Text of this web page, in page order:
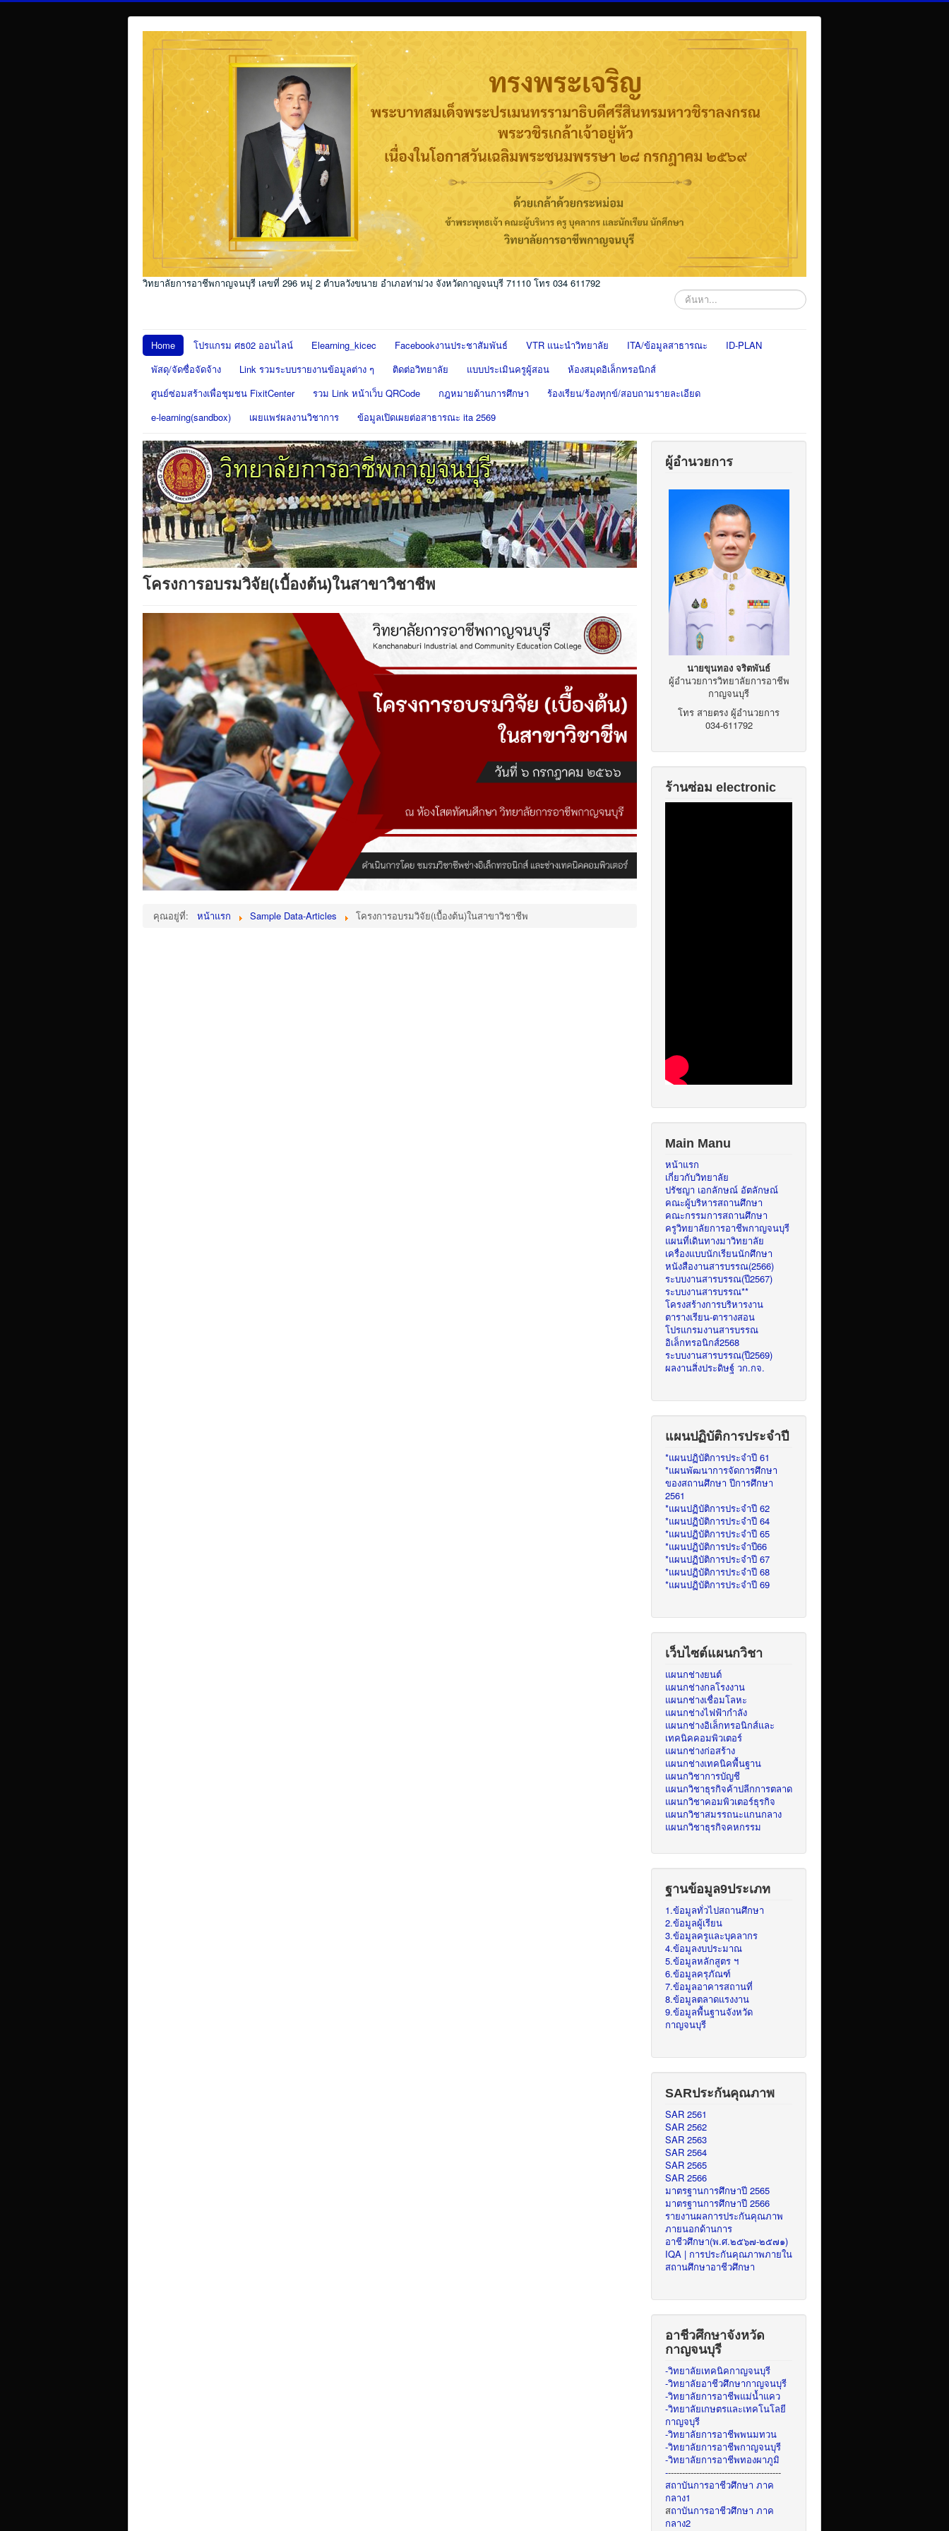
วิทยาลัยการอาชีพกาญจนบุรี เลขที่ 296 หมู่ 2 ตำบลวังขนาย อำเภอท่าม่วง จังหวัดกาญจนบุรี 71110 โทร 034 611792
ค้นหา...
Home โปรแกรม ศธ02 ออนไลน์ Elearning_kicec Facebookงานประชาสัมพันธ์ VTR แนะนำวิทยาลัย ITA/ข้อมูลสาธารณะ
ID-PLAN
พัสดุ/จัดซื่อจัดจ้าง
Link รวมระบบรายงานข้อมูลต่าง ๆ ติดต่อวิทยาลัย แบบประเมินครูผู้สอน
ห้องสมุดอิเล็กทรอนิกส์
ศูนย์ซ่อมสร้างเพื่อชุมชน FixitCenter
รวม Link หน้าเว็บ QRCode กฎหมายด้านการศึกษา
ร้องเรียน/ร้องทุกข์/สอบถามรายละเอียด
e-learning(sandbox)
เผยแพร่ผลงานวิชาการ ข้อมูลเปิดเผยต่อสาธารณะ ita 2569
โครงการอบรมวิจัย(เบื้องต้น)ในสาขาวิชาชีพ
คุณอยู่ที่: หน้าแรก Sample Data-Articles โครงการอบรมวิจัย(เบื้องต้น)ในสาขาวิชาชีพ
ผู้อำนวยการ
นายขุนทอง จริตพันธ์
ผู้อำนวยการวิทยาลัยการอาชีพ
กาญจนบุรี
โทร สายตรง ผู้อำนวยการ
034-611792
ร้านซ่อม electronic
Main Manu
หน้าแรก
เกี่ยวกับวิทยาลัย
ปรัชญา เอกลักษณ์ อัตลักษณ์
คณะผู้บริหารสถานศึกษา
คณะกรรมการสถานศึกษา
ครูวิทยาลัยการอาชีพกาญจนบุรี
แผนที่เดินทางมาวิทยาลัย
เครื่องแบบนักเรียนนักศึกษา
หนังสืองานสารบรรณ(2566)
ระบบงานสารบรรณ(ปี2567)
ระบบงานสารบรรณ**
โครงสร้างการบริหารงาน
ตารางเรียน-ตารางสอน
โปรแกรมงานสารบรรณ
อิเล็กทรอนิกส์2568
ระบบงานสารบรรณ(ปี2569)
ผลงานสิ่งประดิษฐ์ วก.กจ.
แผนปฏิบัติการประจำปี
*แผนปฏิบัติการประจำปี 61
*แผนพัฒนาการจัดการศึกษา
ของสถานศึกษา ปีการศึกษา
2561
*แผนปฏิบัติการประจำปี 62
*แผนปฏิบัติการประจำปี 64
*แผนปฏิบัติการประจำปี 65
*แผนปฏิบัติการประจำปี66
*แผนปฏิบัติการประจำปี 67
*แผนปฏิบัติการประจำปี 68
*แผนปฏิบัติการประจำปี 69
เว็บไซต์แผนกวิชา
แผนกช่างยนต์
แผนกช่างกลโรงงาน
แผนกช่างเชื่อมโลหะ
แผนกช่างไฟฟ้ากำลัง
แผนกช่างอิเล็กทรอนิกส์และ
เทคนิคคอมพิวเตอร์
แผนกช่างก่อสร้าง
แผนกช่างเทคนิคพื้นฐาน
แผนกวิชาการบัญชี
แผนกวิชาธุรกิจค้าปลีกการตลาด
แผนกวิชาคอมพิวเตอร์ธุรกิจ
แผนกวิชาสมรรถนะแกนกลาง
แผนกวิชาธุรกิจคหกรรม
ฐานข้อมูล9ประเภท
1.ข้อมูลทั่วไปสถานศึกษา
2.ข้อมูลผู้เรียน
3.ข้อมูลครูและบุคลากร
4.ข้อมูลงบประมาณ
5.ข้อมูลหลักสูตร ฯ
6.ข้อมูลครุภัณฑ์
7.ข้อมูลอาคารสถานที่
8.ข้อมูลตลาดแรงงาน
9.ข้อมูลพื้นฐานจังหวัด
กาญจนบุรี
SARประกันคุณภาพ
SAR 2561
SAR 2562
SAR 2563
SAR 2564
SAR 2565
SAR 2566
มาตรฐานการศึกษาปี 2565
มาตรฐานการศึกษาปี 2566
รายงานผลการประกันคุณภาพ
ภายนอกด้านการ
อาชีวศึกษา(พ.ศ.๒๕๖๗-๒๕๗๑)
IQA | การประกันคุณภาพภายใน
สถานศึกษาอาชีวศึกษา
อาชีวศึกษาจังหวัด
กาญจนบุรี
-วิทยาลัยเทคนิคกาญจนบุรี
-วิทยาลัยอาชีวศึกษากาญจนบุรี
-วิทยาลัยการอาชีพแม่น้ำแคว
-วิทยาลัยเกษตรและเทคโนโลยี
กาญจบุรี
-วิทยาลัยการอาชีพพนมทวน
-วิทยาลัยการอาชีพกาญจนบุรี
-วิทยาลัยการอาชีพทองผาภูมิ
-----------------------------------------
สถาบันการอาชีวศึกษา ภาค
กลาง1
สถาบันการอาชีวศึกษา ภาค
กลาง2